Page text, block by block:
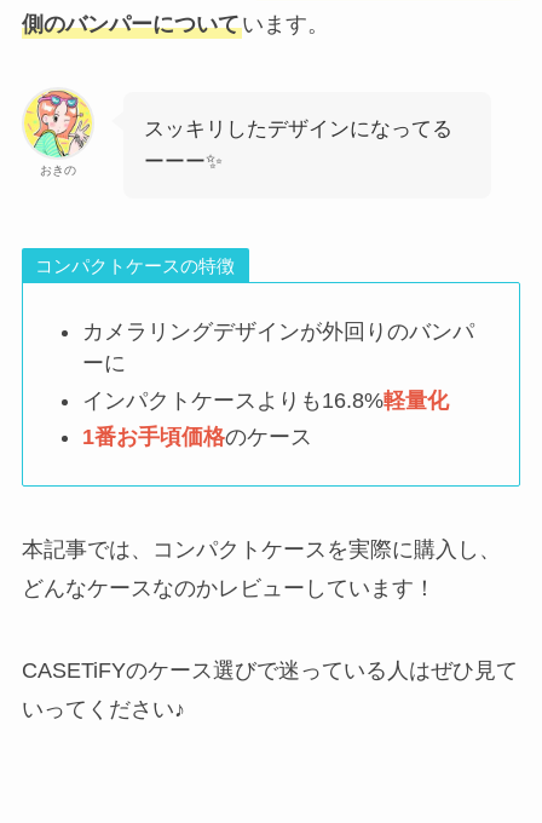
側のバンパーについています。
おきの
スッキリしたデザインになってる
ーーー✨
コンパクトケースの特徴
カメラリングデザインが外回りのバンパ
ーに
インパクトケースよりも16.8%軽量化
1番お手頃価格のケース
本記事では、コンパクトケースを実際に購入し、
どんなケースなのかレビューしています！
CASETiFYのケース選びで迷っている人はぜひ見て
いってください♪